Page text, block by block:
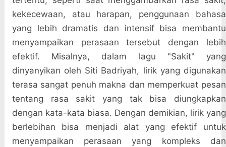
kekecewaan, atau harapan, penggunaan bahasa
yang lebih dramatis dan intensif bisa membantu
menyampaikan perasaan tersebut dengan lebih
efektif. Misalnya, dalam lagu "Sakit" yang
dinyanyikan oleh Siti Badriyah, lirik yang digunakan
terasa sangat penuh makna dan memperkuat pesan
tentang rasa sakit yang tak bisa diungkapkan
dengan kata-kata biasa. Dengan demikian, lirik yang
berlebihan bisa menjadi alat yang efektif untuk
menyampaikan perasaan yang kompleks dan